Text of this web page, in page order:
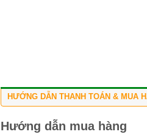
HƯỚNG DẪN THANH TOÁN & MUA
Hướng dẫn mua hàng